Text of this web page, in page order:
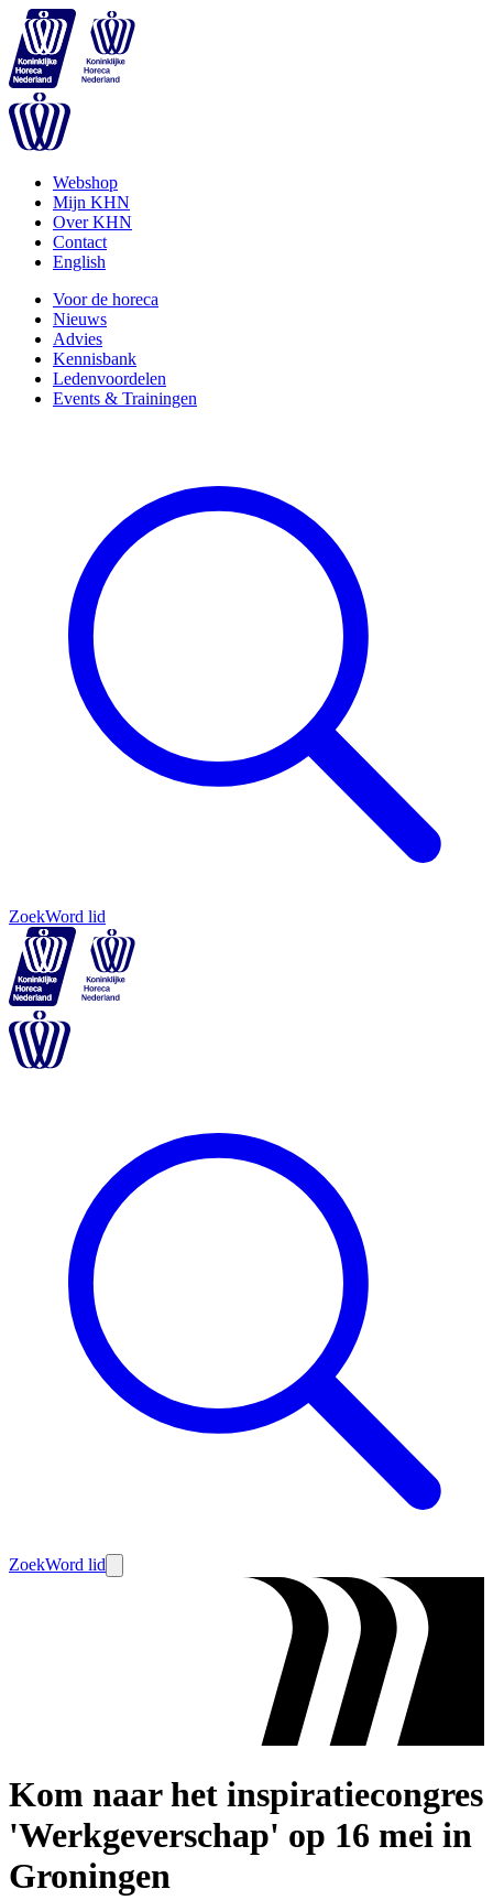
Webshop
Mijn KHN
Over KHN
Contact
English
Voor de horeca
Nieuws
Advies
Kennisbank
Ledenvoordelen
Events & Trainingen
ZoekWord lid
ZoekWord lid
Kom naar het inspiratiecongres
'Werkgeverschap' op 16 mei in
Groningen